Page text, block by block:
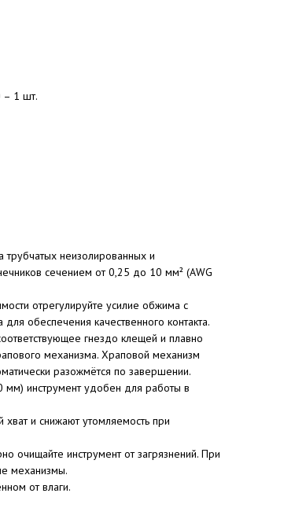
– 1 шт.
неизолированных и
сечением от 0,25 до 10 мм² (AWG
отрегулируйте усилие обжима с
обеспечения качественного контакта.
гнездо клещей и плавно
механизма. Храповой механизм
разожмётся по завершении.
инструмент удобен для работы в
и снижают утомляемость при
очищайте инструмент от загрязнений. При
механизмы.
от влаги.